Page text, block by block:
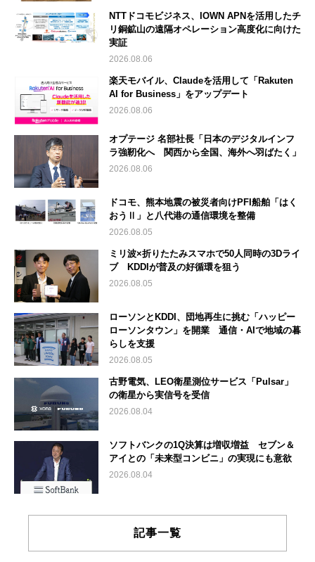
NTTドコモビジネス、IOWN APNを活用したチ
リ銅鉱山の遠隔オペレーション高度化に向けた
実証
2026.08.06
楽天モバイル、Claudeを活用して「Rakuten
AI for Business」をアップデート
2026.08.06
オプテージ 名部社長「日本のデジタルインフ
ラ強靭化へ 関西から全国、海外へ羽ばたく」
2026.08.06
ドコモ、熊本地震の被災者向けPFI船舶「はく
おうⅡ」と八代港の通信環境を整備
2026.08.05
ミリ波×折りたたみスマホで50人同時の3Dライ
ブ KDDIが普及の好循環を狙う
2026.08.05
ローソンとKDDI、団地再生に挑む「ハッピー
ローソンタウン」を開業 通信・AIで地域の暮
らしを支援
2026.08.05
古野電気、LEO衛星測位サービス「Pulsar」
の衛星から実信号を受信
2026.08.04
ソフトバンクの1Q決算は増収増益 セブン＆
アイとの「未来型コンビニ」の実現にも意欲
2026.08.04
記事一覧